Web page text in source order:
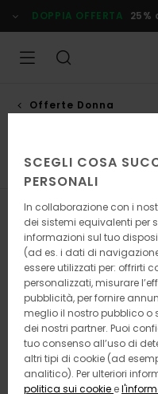
alla
selezione
griglie
DOPPIA OFFERTA
Offerte Donna
Felpe con e
Felpe con e senza
Filtra e Ordina
Salta
criteri
ricerca
visualizza
ordine
SCEGLI COSA
PERSONALI
In collaborazione con i
dei sistemi equivalenti per
informazioni sul tuo
(ad es. i dati di
essere utilizzati per: offrirti
personalizzati, misurare
pubblicità, per fornire
meglio il nostro pubblico o
dei nostri partner. Puoi
tuo consenso all’uso di
altri tipi di cookie (ad
analitico). Per ulteriori
politica sui cookie e